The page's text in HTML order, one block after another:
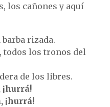
los cañones y aquí
rizada.
todos los tronos del
de los libres.
¡hurrá!
¡hurrá!